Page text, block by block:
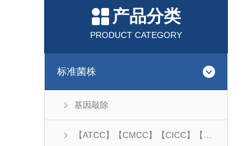
产品分类
PRODUCT CATEGORY
标准菌株
基因敲除